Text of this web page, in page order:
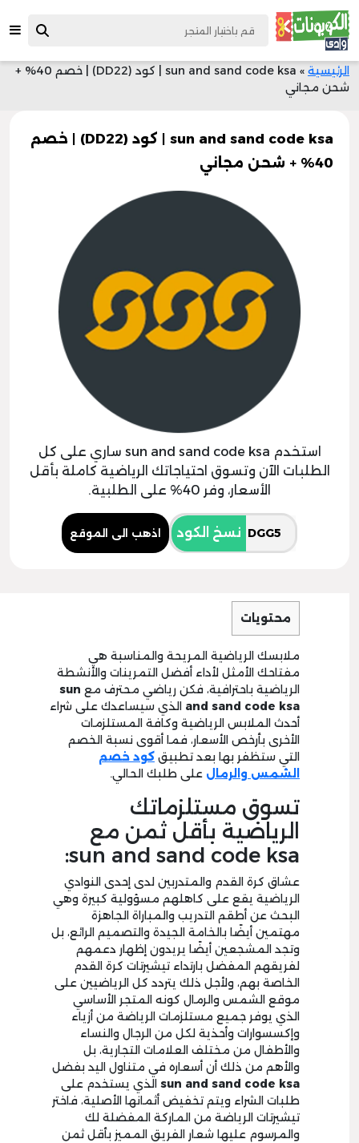
الرئيسية »
sun and sand code ksa | كود (DD22) | خصم 40% +
شحن مجاني
sun and sand code ksa | كود (DD22) | خصم
40% + شحن مجاني
استخدم sun and sand code ksa ساري على كل
الطلبات الآن وتسوق احتياجاتك الرياضية كاملة بأقل
الأسعار، وفر 40% على الطلبية.
نسخ الكود اذهب الى الموقع
محتويات
ملابسك الرياضية المريحة والمناسبة هي
مفتاحك الأمثل لأداء أفضل التمرينات والأنشطة
الرياضية باحترافية، فكن رياضي محترف مع sun
and sand code ksa الذي سيساعدك على شراء
أحدث الملابس الرياضية وكافة المستلزمات
الأخرى بأرخص الأسعار، فما أقوى نسبة الخصم
التي ستظفر بها بعد تطبيق كود خصم
الشمس والرمال على طلبك الحالي.
تسوق مستلزماتك
الرياضية بأقل ثمن مع
sun and sand code ksa:
عشاق كرة القدم والمتدربين لدى إحدى النوادي
الرياضية يقع على كاهلهم مسؤولية كبيرة وهي
البحث عن أطقم التدريب والمباراة الجاهزة
مهتمين أيضًا بالخامة الجيدة والتصميم الرائع، بل
وتجد المشجعين أيضًا يريدون إظهار دعمهم
لفريقهم المفضل بارتداء تيشيرتات كرة القدم
الخاصة بهم، ولأجل ذلك يتردد كل الرياضيين على
موقع الشمس والرمال كونه المتجر الأساسي
الذي يوفر جميع مستلزمات الرياضة من أزياء
وإكسسوارات وأحذية لكل من الرجال والنساء
والأطفال من مختلف العلامات التجارية، بل
والأهم من ذلك أن أسعاره في متناول اليد بفضل
sun and sand code ksa الذي يستخدم على
طلبات الشراء ويتم تخفيض أثمانها الأصلية، فاختر
تيشيرتات الرياضة من الماركة المفضلة لك
والمرسوم عليها شعار الفريق المميز بأقل ثمن